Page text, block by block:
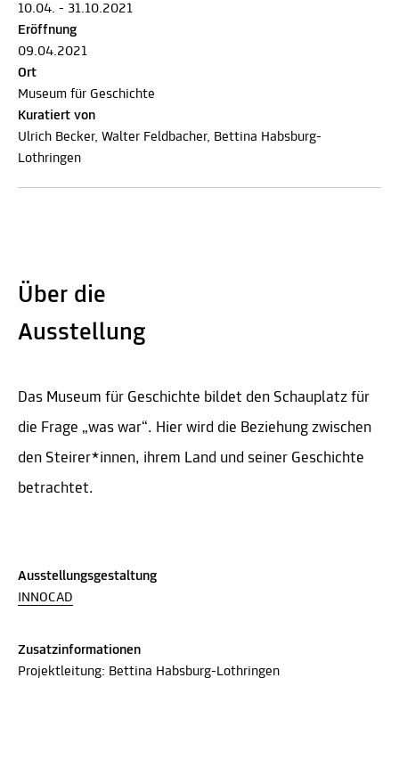
10.04. - 31.10.2021
Eröffnung
09.04.2021
Ort
Museum für Geschichte
Kuratiert von
Ulrich Becker, Walter Feldbacher, Bettina Habsburg-
Lothringen
Über die
Ausstellung
Das Museum für Geschichte bildet den Schauplatz für
die Frage „was war“. Hier wird die Beziehung zwischen
den Steirer*innen, ihrem Land und seiner Geschichte
betrachtet.
Ausstellungsgestaltung
INNOCAD
Zusatzinformationen
Projektleitung: Bettina Habsburg-Lothringen